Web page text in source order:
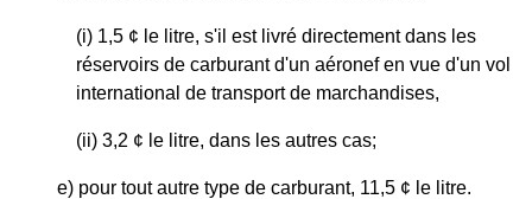
(i) 1,5 ¢ le litre, s'il est livré directement dans les
réservoirs de carburant d'un aéronef en vue d'un vol
international de transport de marchandises,
(ii) 3,2 ¢ le litre, dans les autres cas;
e) pour tout autre type de carburant, 11,5 ¢ le litre.